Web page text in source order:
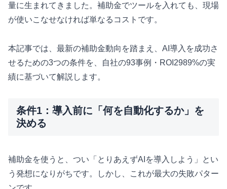
量に生まれてきました。補助金でツールを入れても、現場
が使いこなせなければ単なるコストです。
本記事では、最新の補助金動向を踏まえ、AI導入を成功さ
せるための3つの条件を、自社の93事例・ROI2989%の実
績に基づいて解説します。
条件1：導入前に「何を自動化するか」を
決める
補助金を使うと、つい「とりあえずAIを導入しよう」とい
う発想になりがちです。しかし、これが最大の失敗パター